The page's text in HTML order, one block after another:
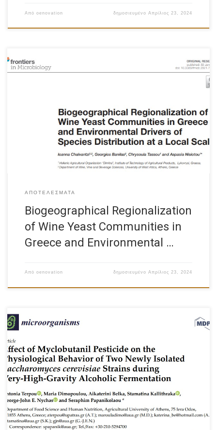
Από oenovation δημοσιευμένοΑπρίλιος 23, 2024
Click Here to see the document
ΑΠΟΤΕΛΈΣΜΑΤΑ
Biogeographical Regionalization
of Wine Yeast Communities in
Greece and Environmental …
Από oenovation δημοσιευμένοΑπρίλιος 23, 2024
Click Here to see the document